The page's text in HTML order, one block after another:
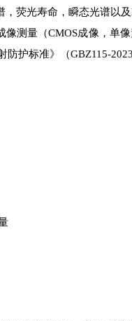
荧光寿命，瞬态光谱以
测量（CMOS成像，单
护标准》（GBZ115-2023